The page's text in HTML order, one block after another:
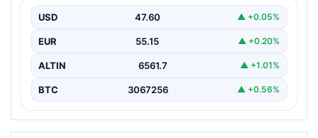
önemli bir dönüm noktasına imza attı. Takımının
hücum…
USD 47.60 ▲ +0.05%
EUR 55.15 ▲ +0.20%
ALTIN 6561.7 ▲ +1.01%
BTC 3067256 ▲ +0.56%